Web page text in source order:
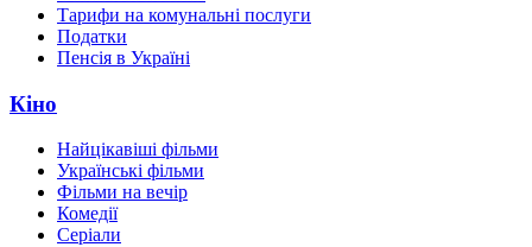
Тарифи на комунальні послуги
Податки
Пенсія в Україні
Кіно
Найцікавіші фільми
Українські фільми
Фільми на вечір
Комедії
Серіали